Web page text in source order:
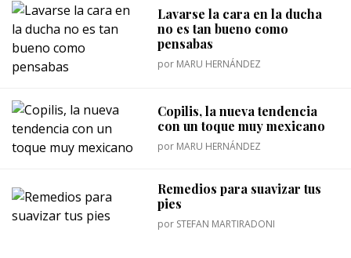
Lavarse la cara en la ducha
no es tan bueno como
pensabas
por MARU HERNÁNDEZ
Copilis, la nueva tendencia
con un toque muy mexicano
por MARU HERNÁNDEZ
Remedios para suavizar tus
pies
por STEFAN MARTIRADONI